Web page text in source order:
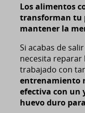
Los alimentos
transforman tu
mantener la
Si acabas de
necesita reparar
trabajado con
entrenamiento
efectiva con un
huevo duro